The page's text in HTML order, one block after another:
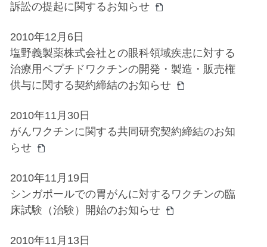
訴訟の提起に関するお知らせ
2010年12月6日
塩野義製薬株式会社との眼科領域疾患に対する
治療用ペプチドワクチンの開発・製造・販売権
供与に関する契約締結のお知らせ
2010年11月30日
がんワクチンに関する共同研究契約締結のお知
らせ
2010年11月19日
シンガポールでの胃がんに対するワクチンの臨
床試験（治験）開始のお知らせ
2010年11月13日